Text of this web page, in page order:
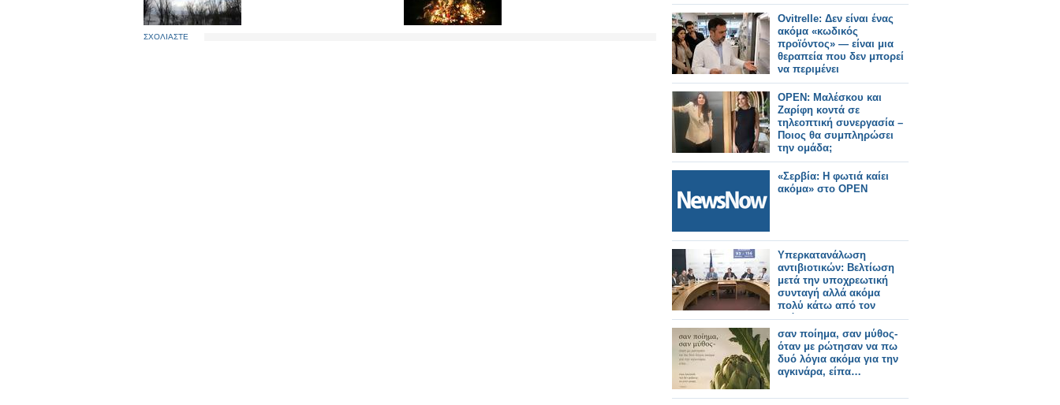
ΣΧΟΛΙΑΣΤΕ
Ovitrelle: Δεν είναι ένας
ακόμα «κωδικός
προϊόντος» — είναι μια
θεραπεία που δεν μπορεί
να περιμένει
OPEN: Μαλέσκου και
Ζαρίφη κοντά σε
τηλεοπτική συνεργασία –
Ποιος θα συμπληρώσει
την ομάδα;
«Σερβία: Η φωτιά καίει
ακόμα» στο OPEN
Υπερκατανάλωση
αντιβιοτικών: Βελτίωση
μετά την υποχρεωτική
συνταγή αλλά ακόμα
πολύ κάτω από τον
στόχο!
σαν ποίημα, σαν μύθος-
όταν με ρώτησαν να πω
δυό λόγια ακόμα για την
αγκινάρα, είπα…